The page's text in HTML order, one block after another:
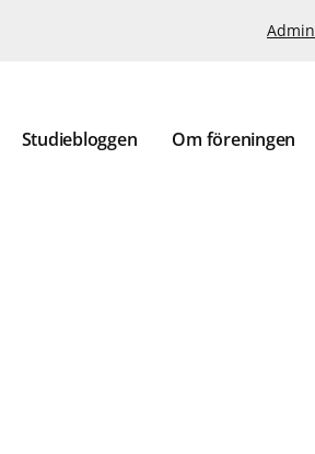
Admin
Studiebloggen Om föreningen